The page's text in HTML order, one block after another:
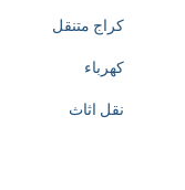
كراج متنقل
كهرباء
نقل اثاث